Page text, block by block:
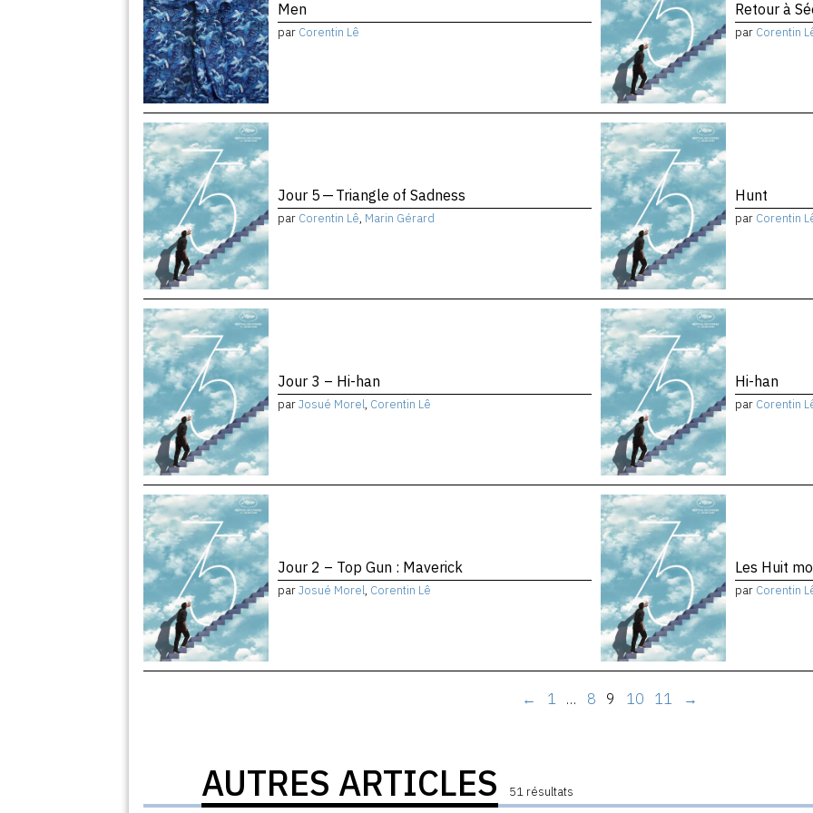
Men
par Corentin Lê
Retour à
par Corentin
Jour 5 — Triangle of Sadness
par Corentin Lê, Marin Gérard
Hunt
par Corentin
Jour 3 – Hi-han
parJosué Morel, Corentin Lê
Hi-han
par Corentin
Jour 2 – Top Gun : Maverick
parJosué Morel, Corentin Lê
Les Huit
par Corentin
← 1 … 8 9 10 11 →
AUTRES ARTICLES 51 résultats